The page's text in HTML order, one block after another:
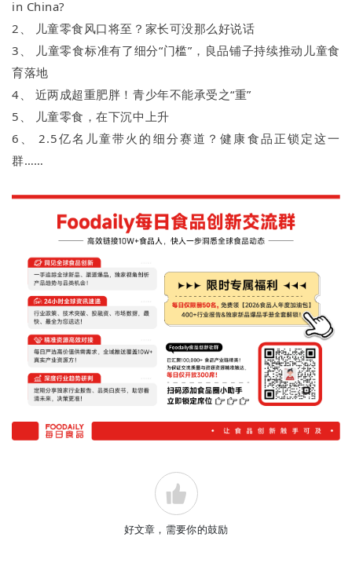
in China?
2、 儿童零食风口将至？家长可没那么好说话
3、 儿童零食标准有了细分“门槛”，良品铺子持续推动儿童食
育落地
4、 近两成超重肥胖！青少年不能承受之“重”
5、 儿童零食，在下沉中上升
6、 2.5亿名儿童带火的细分赛道？健康食品正锁定这一
群……
好文章，需要你的鼓励